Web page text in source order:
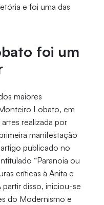
e foi uma das
foi um
maiores
Lobato, em
realizada por
manifestação
publicado no
“Paranoia ou
críticas à Anita e
disso, iniciou-se
do Modernismo e